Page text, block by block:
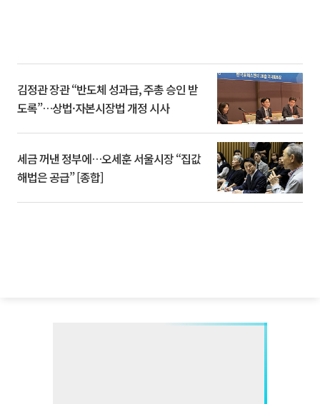
김정관 장관 “반도체 성과급, 주총 승인 받
도록”…상법·자본시장법 개정 시사
세금 꺼낸 정부에…오세훈 서울시장 “집값
해법은 공급” [종합]